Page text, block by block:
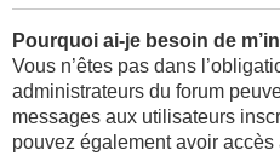
Pourquoi ai-je besoin de
Vous n’êtes pas dans
administrateurs du forum
messages aux utilisateurs
pouvez également avoir